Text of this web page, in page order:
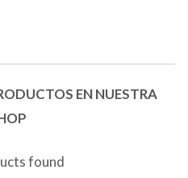
EN NUESTRA
found